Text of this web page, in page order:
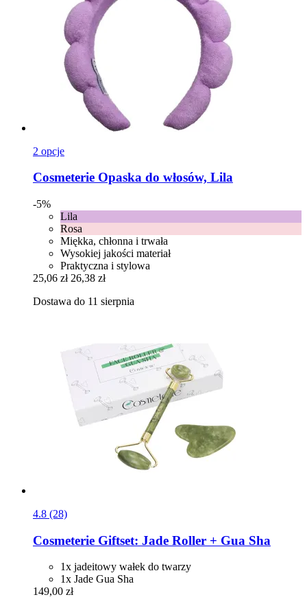
2 opcje
Cosmeterie Opaska do włosów, Lila
-5%
Lila
Rosa
Miękka, chłonna i trwała
Wysokiej jakości materiał
Praktyczna i stylowa
25,06 zł 26,38 zł
Dostawa do 11 sierpnia
4.8 (28)
Cosmeterie Giftset: Jade Roller + Gua Sha
1x jadeitowy wałek do twarzy
1x Jade Gua Sha
149,00 zł